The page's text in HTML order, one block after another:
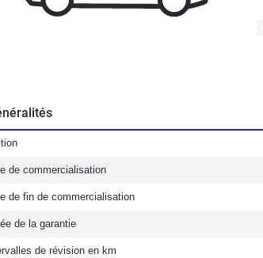
de commercialisation
de fin de commercialisation
de la garantie
de révision en km